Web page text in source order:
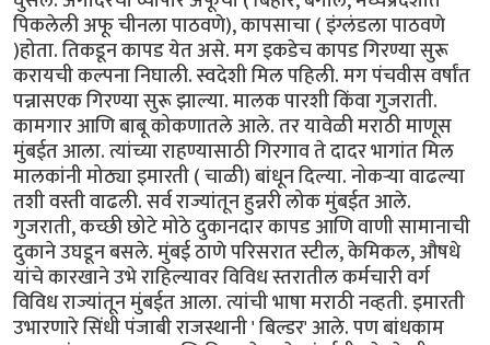
पिकलेली अफू चीनला पाठवणे), कापसाचा ( इंग्लंडला पाठवणे
)होता. तिकडून कापड येत असे. मग इकडेच कापड गिरण्या सुरू
करायची कल्पना निघाली. स्वदेशी मिल पहिली. मग पंचवीस वर्षांत
पन्नासएक गिरण्या सुरू झाल्या. मालक पारशी किंवा गुजराती.
कामगार आणि बाबू कोकणातले आले. तर यावेळी मराठी माणूस
मुंबईत आला. त्यांच्या राहण्यासाठी गिरगाव ते दादर भागांत मिल
मालकांनी मोठ्या इमारती ( चाळी) बांधून दिल्या. नोकऱ्या वाढल्या
तशी वस्ती वाढली. सर्व राज्यांतून हुन्नरी लोक मुंबईत आले.
गुजराती, कच्छी छोटे मोठे दुकानदार कापड आणि वाणी सामानाची
दुकाने उघडून बसले. मुंबई ठाणे परिसरात स्टील, केमिकल, औषधे
यांचे कारखाने उभे राहिल्यावर विविध स्तरातील कर्मचारी वर्ग
विविध राज्यांतून मुंबईत आला. त्यांची भाषा मराठी नव्हती. इमारती
उभारणारे सिंधी पंजाबी राजस्थानी ' बिल्डर' आले. पण बांधकाम